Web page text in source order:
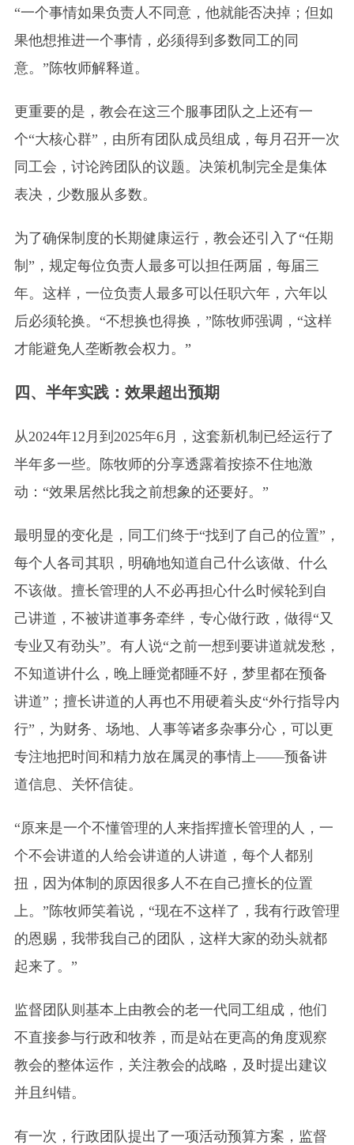
“一个事情如果负责人不同意，他就能否决掉；但如
果他想推进一个事情，必须得到多数同工的同
意。”陈牧师解释道。
更重要的是，教会在这三个服事团队之上还有一
个“大核心群”，由所有团队成员组成，每月召开一次
同工会，讨论跨团队的议题。决策机制完全是集体
表决，少数服从多数。
为了确保制度的长期健康运行，教会还引入了“任期
制”，规定每位负责人最多可以担任两届，每届三
年。这样，一位负责人最多可以任职六年，六年以
后必须轮换。“不想换也得换，”陈牧师强调，“这样
才能避免人垄断教会权力。”
四、半年实践：效果超出预期
从2024年12月到2025年6月，这套新机制已经运行了
半年多一些。陈牧师的分享透露着按捺不住地激
动：“效果居然比我之前想象的还要好。”
最明显的变化是，同工们终于“找到了自己的位置”，
每个人各司其职，明确地知道自己什么该做、什么
不该做。擅长管理的人不必再担心什么时候轮到自
己讲道，不被讲道事务牵绊，专心做行政，做得“又
专业又有劲头”。有人说“之前一想到要讲道就发愁，
不知道讲什么，晚上睡觉都睡不好，梦里都在预备
讲道”；擅长讲道的人再也不用硬着头皮“外行指导内
行”，为财务、场地、人事等诸多杂事分心，可以更
专注地把时间和精力放在属灵的事情上——预备讲
道信息、关怀信徒。
“原来是一个不懂管理的人来指挥擅长管理的人，一
个不会讲道的人给会讲道的人讲道，每个人都别
扭，因为体制的原因很多人不在自己擅长的位置
上。”陈牧师笑着说，“现在不这样了，我有行政管理
的恩赐，我带我自己的团队，这样大家的劲头就都
起来了。”
监督团队则基本上由教会的老一代同工组成，他们
不直接参与行政和牧养，而是站在更高的角度观察
教会的整体运作，关注教会的战略，及时提出建议
并且纠错。
有一次，行政团队提出了一项活动预算方案，监督